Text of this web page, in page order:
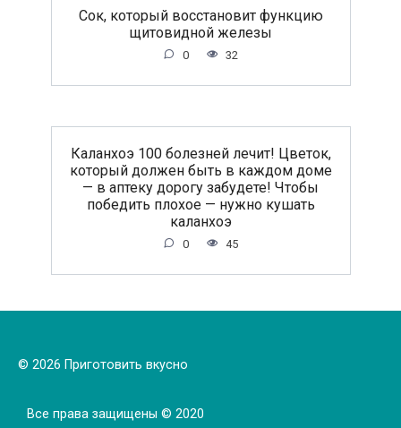
Сок, который восстановит функцию
щитовидной железы
0 32
Каланхоэ 100 болезней лечит! Цветок,
который должен быть в каждом доме
— в аптеку дорогу забудете! Чтобы
победить плохое — нужно кушать
каланхоэ
0 45
© 2026 Приготовить вкусно
Все права защищены © 2020